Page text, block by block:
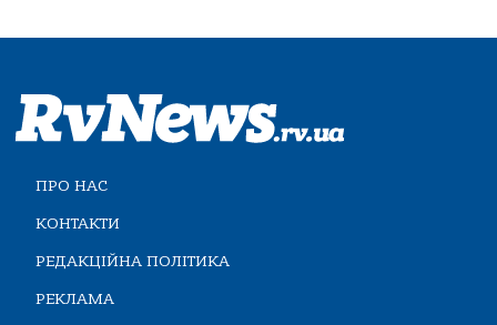
ПРО НАС
КОНТАКТИ
РЕДАКЦІЙНА ПОЛІТИКА
РЕКЛАМА